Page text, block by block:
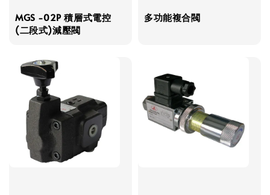
MGS -02P 積層式電控
(二段式)減壓閥
多功能複合閥